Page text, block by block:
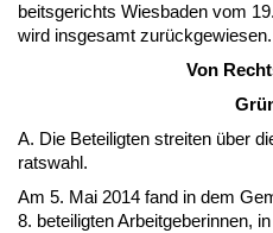
beits­ge­richts Wies­ba­den vom
wird ins­ge­samt zurück­ge­wie­sen.
Von
A. Die Be­tei­lig­ten strei­ten über
rats­wahl.
Am 5. Mai 2014 fand in dem
8. be­tei­lig­ten Ar­beit­ge­be­rin­nen,